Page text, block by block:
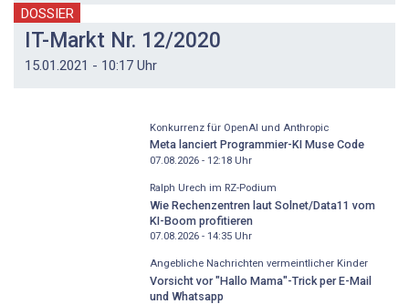
DOSSIER
IT-Markt Nr. 12/2020
15.01.2021 - 10:17 Uhr
Konkurrenz für OpenAI und Anthropic
Meta lanciert Programmier-KI Muse Code
07.08.2026 - 12:18Uhr
Ralph Urech im RZ-Podium
Wie Rechenzentren laut Solnet/Data11 vom
KI-Boom profitieren
07.08.2026 - 14:35Uhr
Angebliche Nachrichten vermeintlicher Kinder
Vorsicht vor "Hallo Mama"-Trick per E-Mail
und Whatsapp